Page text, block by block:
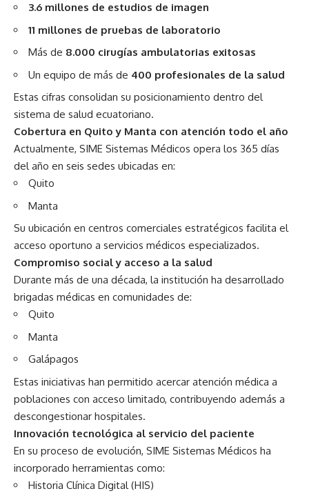
3.6 millones de estudios de imagen
11 millones de pruebas de laboratorio
Más de 8.000 cirugías ambulatorias exitosas
Un equipo de más de 400 profesionales de la salud
Estas cifras consolidan su posicionamiento dentro del
sistema de salud ecuatoriano.
Cobertura en Quito y Manta con atención todo el año
Actualmente, SIME Sistemas Médicos opera los 365 días
del año en seis sedes ubicadas en:
Quito
Manta
Su ubicación en centros comerciales estratégicos facilita el
acceso oportuno a servicios médicos especializados.
Compromiso social y acceso a la salud
Durante más de una década, la institución ha desarrollado
brigadas médicas en comunidades de:
Quito
Manta
Galápagos
Estas iniciativas han permitido acercar atención médica a
poblaciones con acceso limitado, contribuyendo además a
descongestionar hospitales.
Innovación tecnológica al servicio del paciente
En su proceso de evolución, SIME Sistemas Médicos ha
incorporado herramientas como:
Historia Clínica Digital (HIS)